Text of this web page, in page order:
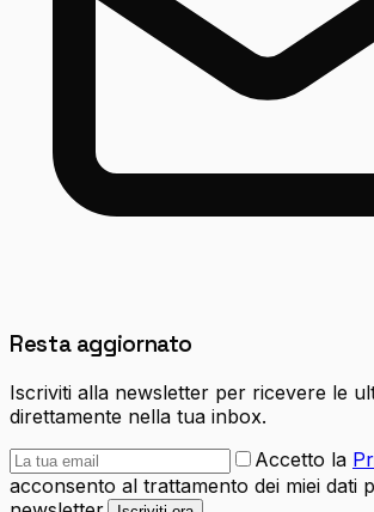
Resta aggiornato
Iscriviti alla newsletter per ricevere le
direttamente nella tua inbox.
Accetto la
acconsento al trattamento dei miei dati